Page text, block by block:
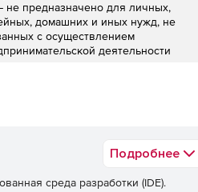
не предназначено для личных,
домашних и иных нужд, не
с осуществлением
деятельности
Подробнее
среда разработки (IDE).